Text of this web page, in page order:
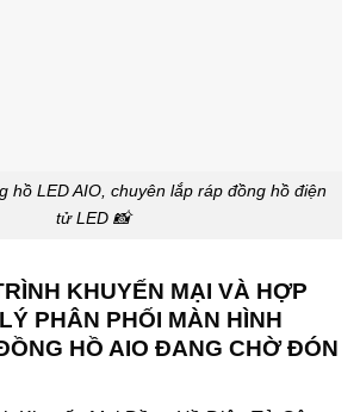
hồ LED AIO, chuyên lắp ráp đồng hồ điện
tử LED 📸
KHUYẾN MẠI VÀ HỢP
PHÂN PHỐI MÀN HÌNH
HỒ AIO ĐANG CHỜ ĐÓN